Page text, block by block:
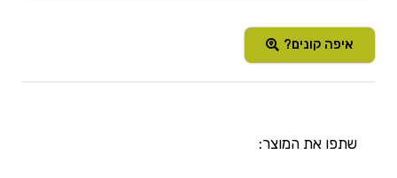
איפה קונים?
שתפו את המוצר: